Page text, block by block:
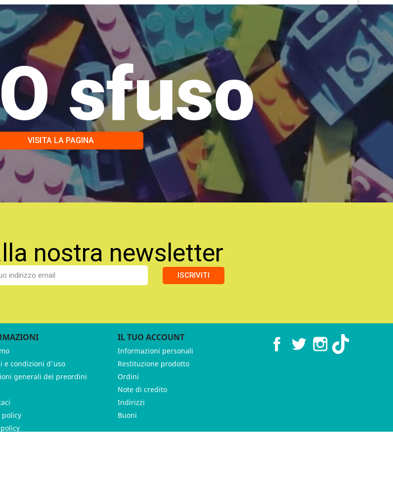
sfuso
VISITA LA PAGINA
nostra newsletter
ISCRIVITI
e condizioni d'uso
generali dei preordini
policy
IL TUO ACCOUNT
Informazioni personali
Restituzione prodotto
Ordini
Note di credito
Indirizzi
Buoni
FacebookTwitter Instagram